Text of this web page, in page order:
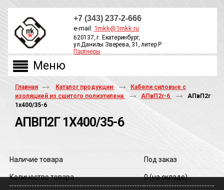
+7 (343) 237-2-666
e-mail: 1mkk@1mkk.ru
620137, г. Екатеринбург,
ул.Данилы Зверева, 31, литер Р
Партнеры
Главная Каталог продукции
Кабели силовые с
изоляцией из сшитого полиэтилена
АПвП2г-6
АПвП2г
1х400/35-6
АПВП2Г 1Х400/35-6
Наличие товара Под заказ
Количество товара 0(на складе)